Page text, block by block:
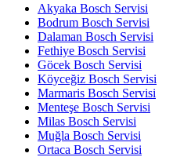
Akyaka Bosch Servisi
Bodrum Bosch Servisi
Dalaman Bosch Servisi
Fethiye Bosch Servisi
Göcek Bosch Servisi
Köyceğiz Bosch Servisi
Marmaris Bosch Servisi
Menteşe Bosch Servisi
Milas Bosch Servisi
Muğla Bosch Servisi
Ortaca Bosch Servisi